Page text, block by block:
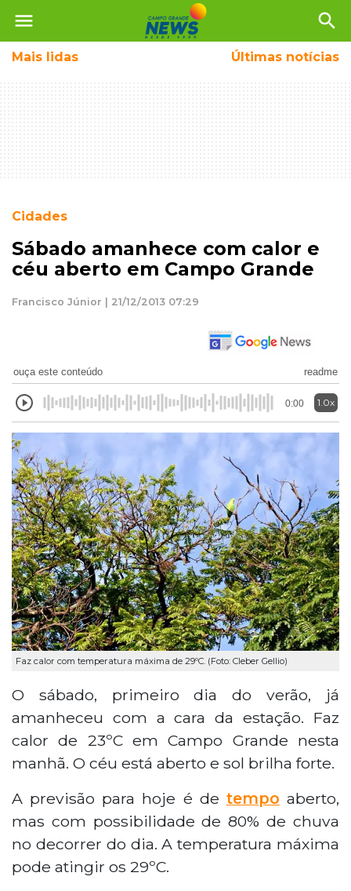
menu search
Mais lidas Últimas notícias
Cidades
Sábado amanhece com calor e
céu aberto em Campo Grande
Francisco Júnior | 21/12/2013 07:29
ouça este conteúdo readme
0:00 1.0x
Faz calor com temperatura máxima de 29ºC. (Foto: Cleber Gellio)
O sábado, primeiro dia do verão, já
amanheceu com a cara da estação. Faz
calor de 23ºC em Campo Grande nesta
manhã. O céu está aberto e sol brilha forte.
A previsão para hoje é de tempo aberto,
mas com possibilidade de 80% de chuva
no decorrer do dia. A temperatura máxima
pode atingir os 29ºC.